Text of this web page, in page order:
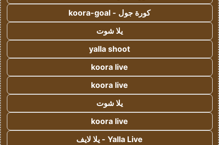
كورة جول - koora-goal
يلا شوت
yalla shoot
koora live
koora live
يلا شوت
koora live
Yalla Live - يلا لايف